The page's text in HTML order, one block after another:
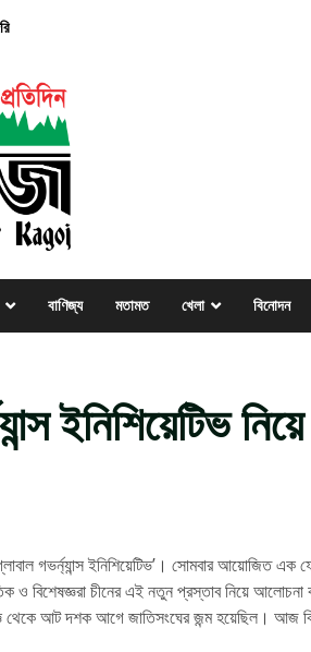
বাণিজ্য মতামত খেলা বিনোদন
ইনিশিয়েটিভ
গভর্ন্যান্স ইনিশিয়েটিভ’। সোমবার আয়োজিত এক
ও বিশেষজ্ঞরা চীনের এই নতুন প্রস্তাব নিয়ে আলোচনা
থেকে আট দশক আগে জাতিসংঘের জন্ম হয়েছিল। আজ